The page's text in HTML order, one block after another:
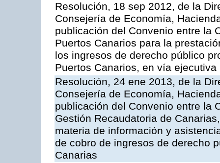
Resolución, 18 sep 2012, de la
Consejería de Economía,
publicación del Convenio entre la
Puertos Canarios para la
los ingresos de derecho público
Puertos Canarios, en vía ejecutiva
Resolución, 24 ene 2013, de la
Consejería de Economía,
publicación del Convenio entre la
Gestión Recaudatoria de
materia de información y
de cobro de ingresos de derecho
Canarias